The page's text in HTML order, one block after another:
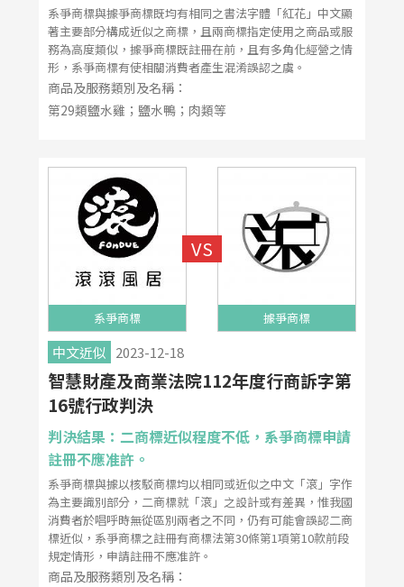
系爭商標與據爭商標既均有相同之書法字體「紅花」中文顯
著主要部分構成近似之商標，且兩商標指定使用之商品或服
務為高度類似，據爭商標既註冊在前，且有多角化經營之情
形，系爭商標有使相關消費者產生混淆誤認之虞。
商品及服務類別及名稱：
第29類鹽水雞；鹽水鴨；肉類等
系爭商標 據爭商標
中文近似 2023-12-18
智慧財產及商業法院112年度行商訴字第
16號行政判決
判決結果：二商標近似程度不低，系爭商標申請
註冊不應准許。
系爭商標與據以核駁商標均以相同或近似之中文「滾」字作
為主要識別部分，二商標就「滾」之設計或有差異，惟我國
消費者於唱呼時無從區別兩者之不同，仍有可能會誤認二商
標近似，系爭商標之註冊有商標法第30條第1項第10款前段
規定情形，申請註冊不應准許。
商品及服務類別及名稱：